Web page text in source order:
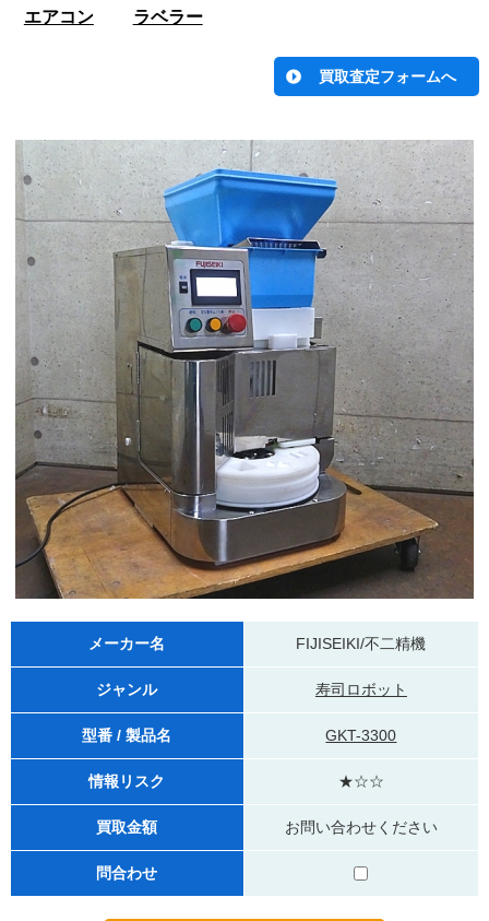
エアコン
ラベラー
メーカー名 FIJISEIKI/不二精機
ジャンル 寿司ロボット
型番 / 製品名 GKT-3300
情報リスク ★☆☆
買取金額 お問い合わせください
問合わせ